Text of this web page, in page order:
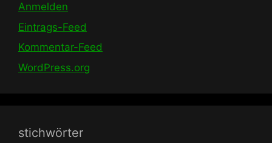
Anmelden
Eintrags-Feed
Kommentar-Feed
WordPress.org
stichwörter